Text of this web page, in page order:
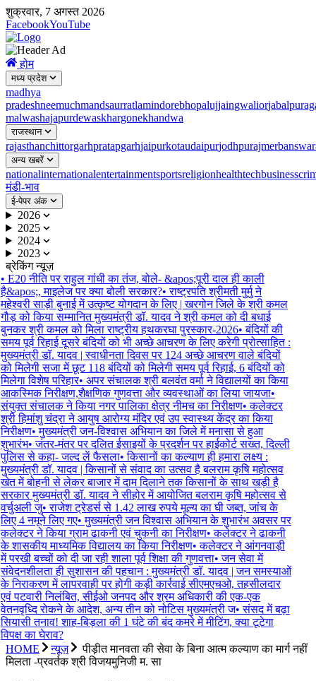
शुक्रवार, 7 अगस्त 2026
FacebookYouTube
होम
मध्य प्रदेश
madhya
pradeshneemuchmandsaurratlamindorebhopalujjaingwaliorjabalpur
malwashajapurdewaskhargonekhandwa
राजस्थान
rajasthanchittorgarhpratapgarhjaipurkotaudaipurjodhpurajmer
अन्य खबरें
nationalinternationalentertainmentsportsreligionhealthtechbusiness
मंडी-भाव
ई-पेपर अंक
2026
2025
2024
2023
ब्रेकिंग न्यूज़
• E20 नीति पर राहुल गांधी का तंज, बोले- &apos;पूरी दाल ही काली
है&apos;, माइलेज पर क्या बोली सरकार?• राष्ट्रपति श्रीमती मुर्मु ने
महेश्वरी साड़ी बुनाई में उत्कृष्ट योगदान के लिए | खरगोन जिले के श्री कमल
गौड़ को किया सम्मानित मुख्यमंत्री डॉ. यादव ने श्री कमल को दी बधाई
बुनकर श्री कमल को मिला राष्ट्रीय हथकरघा पुरस्कार-2026• बंदियों की
समय पूर्व रिहाई दूसरे बंदियों को भी अच्छे आचरण के लिए करेगी प्रोत्साहित :
मुख्यमंत्री डॉ. यादव | स्वाधीनता दिवस पर 124 अच्छे आचरण वाले बंदियों
को मिलेगी सजा में छूट 118 बंदियों को मिलेगी समय पूर्व रिहाई, 6 बंदियों को
मिलेगा विशेष परिहार• अपर संचालक श्री बलवंत वर्मा ने विद्यालयों का किया
आकस्मिक निरीक्षण,शैक्षणिक गुणवत्ता और व्यवस्थाओं का लिया जायजा•
संयुक्त संचालक ने किया नगर पालिका क्षेत्र नीमच का निरीक्षण• कलेक्टर
श्री हिमांशु चंद्रा ने आयुष आरोग्य मंदिर एवं उप स्वास्थ्य केंद्र का किया
निरीक्षण• मुख्यमंत्री जन-विश्वास अभियान का जिले में मनासा से हुआ
शुभारंभ• जंतर-मंतर पर दलित ईसाइयों के प्रदर्शन पर हाईकोर्ट सख्त, दिल्ली
पुलिस से कहा- जल्द लें फैसला• किसानों का कल्याण ही हमारा लक्ष्य :
मुख्यमंत्री डॉ. यादव | किसानों से संवाद का उत्सव है बलराम कृषि महोत्सव
खेत में बोहनी से लेकर बाजार में दाम दिलाने तक किसानों के साथ खड़ी है
सरकार मुख्यमंत्री डॉ. यादव ने सीहोर में आयोजित बलराम कृषि महोत्सव से
वर्चुअली जु• राजेश ट्रेडर्स से 1.42 लाख रुपये मूल्य का घी जब्त, जांच के
लिए 4 नमूने लिए गए• मुख्यमंत्री जन विश्वास अभियान के शुभारंभ अवसर पर
कलेक्टर ने किया ग्राम ढाकनी एवं चुकनी का निरीक्षण• कलेक्टर ने ढाकनी
के शासकीय माध्यमिक विद्यालय का किया निरीक्षण• कलेक्टर ने आंगनवाड़ी
में परखी बच्चों को दी जा रही शाला पूर्व शिक्षा की गुणवत्ता• जन सेवा में
संवेदनशीलता ही सुशासन की पहचान : मुख्यमंत्री डॉ. यादव | जन समस्याओं
के निराकरण में लापरवाही पर होगी कड़ी कार्रवाई सीएमएचओ, तहसीलदार
एवं पटवारी निलंबित, सीईओ जनपद और श्रम अधिकारी की एक-एक
वेतनवृध्दि रोकने के आदेश, अन्य तीन को नोटिस मुख्यमंत्री ज• संसद में बढ़ा
सियासी तनाव! शाह-बिड़ला की 1 घंटे की बंद कमरे में मीटिंग, क्या टूटेगा
विपक्ष का घेराव?
HOME
न्यूज़
पीड़ीत मानवता की सेवा के बिना आत्म कल्याण का मार्ग नहीं
मिलता -प्रवर्तक श्री विजयमुनिजी म. सा